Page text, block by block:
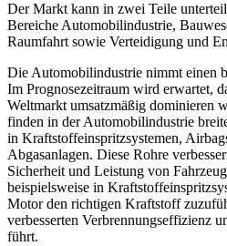
Der Markt kann in zwei Teile
Bereiche Automobilindustrie,
Raumfahrt sowie Verteidigung und
Die Automobilindustrie nimmt einen
Im Prognosezeitraum wird erwartet,
Weltmarkt umsatzmäßig dominieren
finden in der Automobilindustrie
in Kraftstoffeinspritzsystemen,
Abgasanlagen. Diese Rohre
Sicherheit und Leistung von
beispielsweise in
Motor den richtigen Kraftstoff
verbesserten Verbrennungseffizienz
führt.